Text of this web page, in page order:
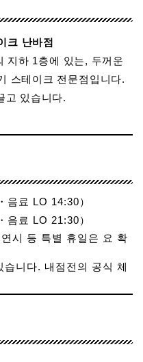
크 난바점
지하 1층에 있는, 두꺼운
스테이크 전문점입니다.
고 있습니다.
음료 LO 14:30）
음료 LO 21:30）
시 등 특별 휴일은 요 확
니다. 내점전의 공식 체